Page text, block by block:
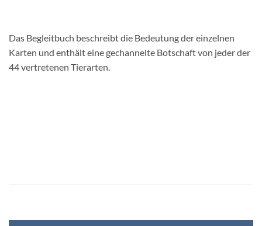
Das Begleitbuch beschreibt die Bedeutung der einzelnen
Karten und enthält eine gechannelte Botschaft von jeder der
44 vertretenen Tierarten.